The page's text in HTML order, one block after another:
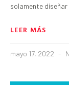
solamente
LEER MÁS
mayo 17, 2022